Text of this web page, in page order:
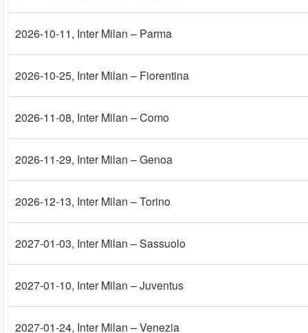
2026-10-11, Inter Milan – Parma
2026-10-25, Inter Milan – Fiorentina
2026-11-08, Inter Milan – Como
2026-11-29, Inter Milan – Genoa
2026-12-13, Inter Milan – Torino
2027-01-03, Inter Milan – Sassuolo
2027-01-10, Inter Milan – Juventus
2027-01-24, Inter Milan – Venezia